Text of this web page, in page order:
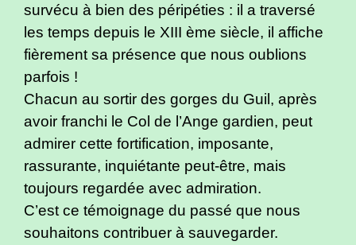
survécu à bien des péripéties : il a traversé
les temps depuis le XIII ème siècle, il affiche
fièrement sa présence que nous oublions
parfois !
Chacun au sortir des gorges du Guil, après
avoir franchi le Col de l’Ange gardien, peut
admirer cette fortification, imposante,
rassurante, inquiétante peut-être, mais
toujours regardée avec admiration.
C’est ce témoignage du passé que nous
souhaitons contribuer à sauvegarder.